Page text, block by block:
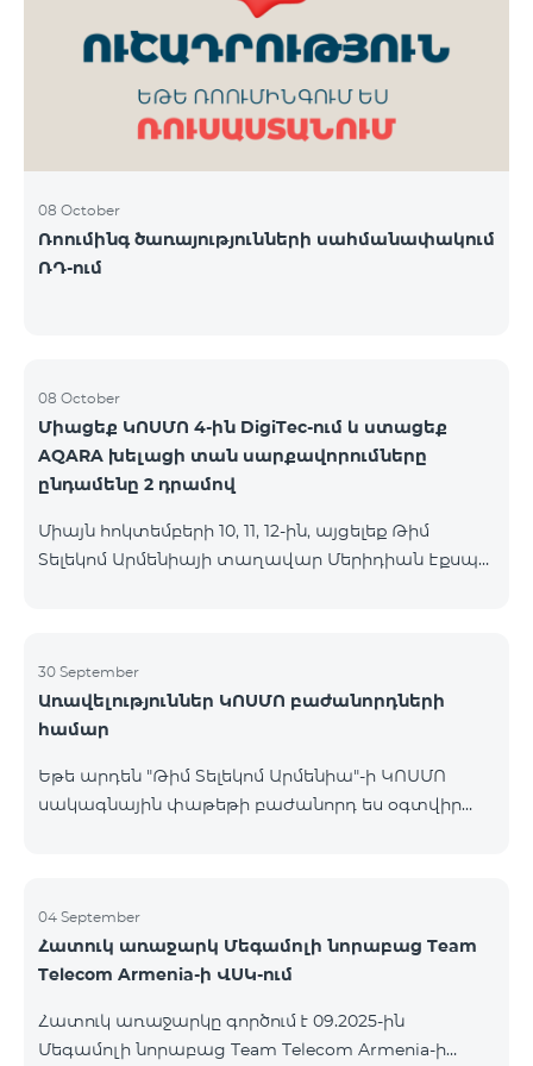
ԿՈՍՄՈ 3 TV փաթեթը․ Ինտերնետ. Մինչև 50 Մբիթ/
վ արագություն։ TV. Մինչև 80 TV ալիք՝ TeamTv
Smart հավելվածով Ֆիքսված հեռախոսակապ.
180 րոպե դեպի Team ֆիքսված ցանց։ Սույն
սակագնային փաթեթում ներառվա
08 October
Ռոումինգ ծառայությունների սահմանափակում
ՌԴ-ում
08 October
Միացեք ԿՈՍՄՈ 4-ին DigiTec-ում և ստացեք
AQARA խելացի տան սարքավորումները
ընդամենը 2 դրամով
Միայն հոկտեմբերի 10, 11, 12-ին, այցելեք Թիմ
Տելեկոմ Արմենիայի տաղավար Մերիդիան Էքսպո
բաժանորդագրությամբ և ստացեք
հնարավորություն ձեռք բերել AQARA Խելացի Տան
համակարգերը ընդամենը 2 դրամով․ AQARA
Ղեկավարման Սարք M100 (Hub M100) Միանալու
համար պարզապես պետք է անձնագրով
30 September
Առավելություններ ԿՈՍՄՈ բաժանորդների
համար
Եթե արդեն "Թիմ Տելեկոմ Արմենիա"-ի ԿՈՍՄՈ
սակագնային փաթեթի բաժանորդ ես օգտվիր
մեկ հպումով ու անսպառ ինտերնետով Smart
Place-ի Aqara սարքավորումներով։ ԿՈՍՄՈ
ծառայությունների փաթեթների գործող բոլոր
բերելու Aqara ապրանքանիշի խելացի
սարքավորումները հատուկ պայմաններով։
04 September
Հատուկ առաջարկ Մեգամոլի նորաբաց Team
Telecom Armenia-ի ՎՍԿ-ում
Հատուկ առաջարկը գործում է 09.2025-ին
Մեգամոլի նորաբաց Team Telecom Armenia-ի